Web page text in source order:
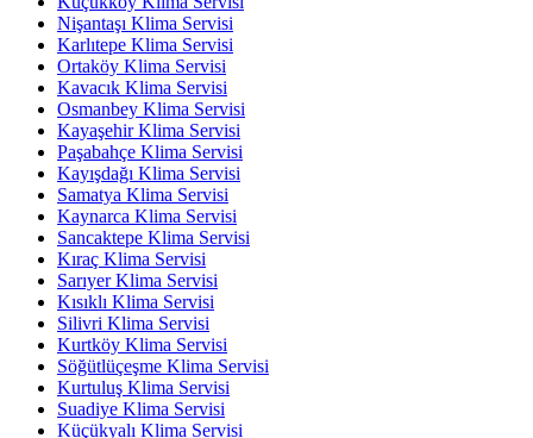
Nişantaşı Klima Servisi
Karlıtepe Klima Servisi
Ortaköy Klima Servisi
Kavacık Klima Servisi
Osmanbey Klima Servisi
Kayaşehir Klima Servisi
Paşabahçe Klima Servisi
Kayışdağı Klima Servisi
Samatya Klima Servisi
Kaynarca Klima Servisi
Sancaktepe Klima Servisi
Kıraç Klima Servisi
Sarıyer Klima Servisi
Kısıklı Klima Servisi
Silivri Klima Servisi
Kurtköy Klima Servisi
Söğütlüçeşme Klima Servisi
Kurtuluş Klima Servisi
Suadiye Klima Servisi
Küçükyalı Klima Servisi